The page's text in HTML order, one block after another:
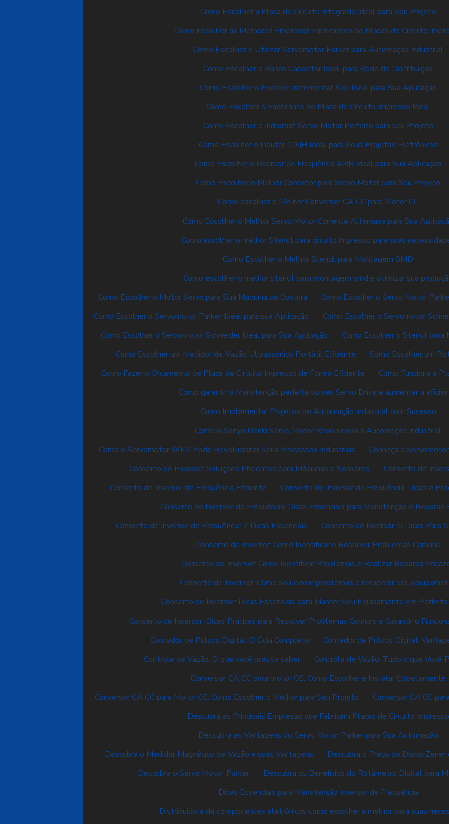
Como Escolher a Placa de Circuito Integrado Ideal para Seu Projeto
Como Escolher as Melhores Empresas Fabricantes de Placas de Circuito
Como Escolher e Utilizar Servomotor Parker para Automação Industrial
Como Escolher o Banco Capacitor Ideal para Rede de Distribuição
Como Escolher o Encoder Incremental Sick Ideal para Sua Aplicação
Como Escolher o Fabricante de Placa de Circuito Impresso Ideal
Como Escolher o Indramat Servo Motor Perfeito para seu Projeto
Como Escolher o Indutor 10uH Ideal para Seus Projetos Eletrônicos
Como Escolher o Inversor de Frequência ABB Ideal para Sua Aplicação
Como Escolher o Melhor Conector para Servo Motor para Seu Projeto
Como escolher o Melhor Conversor CA CC para Motor CC
Como Escolher o Melhor Servo Motor Corrente Alternada para Sua
Como escolher o melhor Stencil para circuito impresso para suas
Como Escolher o Melhor Stencil para Montagem SMD
Como escolher o melhor stencil para montagem smd e otimizar sua
Como Escolher o Motor Servo para Sua Máquina de Costura
Como Escolher o Servo Motor
Como Escolher o Servomotor Parker Ideal para sua Aplicação
Como Escolher o Servomotor
Como Escolher o Servomotor Schneider Ideal para Sua Aplicação
Como Escolher o Stencil
Como Escolher um Medidor de Vazão Ultrassônico Portátil Eficiente
Como Escolher um
Como Fazer o Orçamento de Placa de Circuito Impresso de Forma Eficiente
Como Funciona a
Como garantir a Manutenção perfeita do seu Servo Drive e aumentar a
Como Implementar Projetos de Automação Industrial com Sucesso
Como o Sanyo Denki Servo Motor Revoluciona a Automação Industrial
Como o Servomotor WEG Pode Revolucionar Seus Processos Industriais
Conheça o
Conserto de Encoder: Soluções Eficientes para Máquinas e Sensores
Conserto de
Conserto de Inversor de Frequência Eficiente
Conserto de Inversor de Frequência: Dicas e
Conserto de Inversor de Frequência: Dicas Essenciais para Manutenção e Reparos
Conserto de Inversor de Frequência: 7 Dicas Essenciais
Conserto de Inversor: 5 Dicas Para
Conserto de Inversor: Como Identificar e Resolver Problemas Comuns
Conserto de Inversor: Como Identificar Problemas e Realizar Reparos
Conserto de Inversor: Como solucionar problemas e recuperar seu
Conserto de Inversor: Dicas Essenciais para Manter Seu Equipamento em
Conserto de Inversor: Dicas Práticas para Resolver Problemas Comuns e Garantir o
Contador de Pulsos Digital: O Guia Completo
Contador de Pulsos Digital:
Controle de Vazão: O que você precisa saber
Controle de Vazão: Tudo o que Você
Conversor CA CC para motor CC: Como Escolher e Instalar Corretamente
Conversor CA CC para Motor CC: Como Escolher o Melhor para Seu Projeto
Conversor CA CC
Descubra as Principais Empresas que Fabricam Placas de Circuito Impresso
Descubra as Vantagens do Servo Motor Parker para Sua Automação
Descubra o Medidor Magnético de Vazão e suas Vantagens
Descubra o Preço do Diodo
Descubra o Servo Motor Parker
Descubra os Benefícios do Rotâmetro Digital para
Dicas Essenciais para Manutenção Inversor de Frequência
Distribuidora de componentes eletrônicos como escolher a melhor para suas